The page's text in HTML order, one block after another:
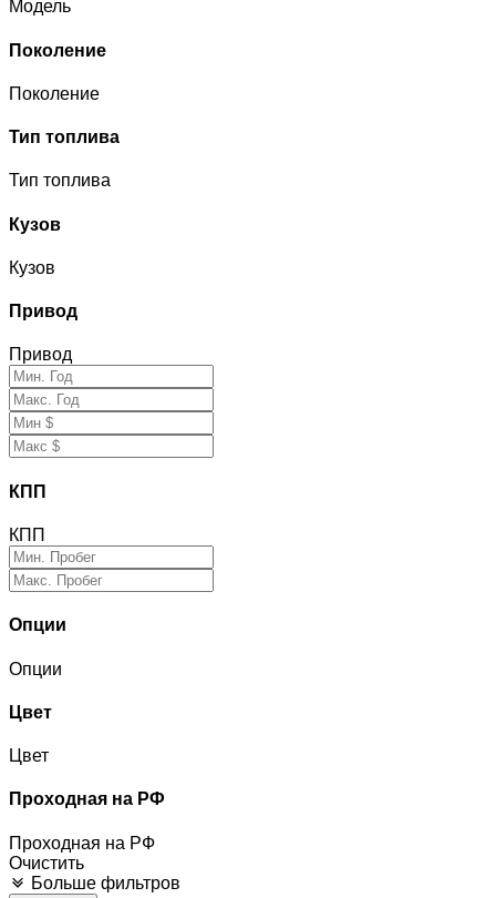
Модель
Поколение
Поколение
Тип топлива
Тип топлива
Кузов
Кузов
Привод
Привод
КПП
КПП
Опции
Опции
Цвет
Цвет
Проходная на РФ
Проходная на РФ
Очистить
Больше фильтров